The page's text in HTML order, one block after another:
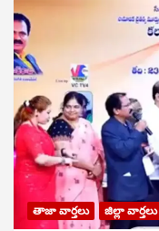
తాజా వార్తలు జిల్లా వార్తలు